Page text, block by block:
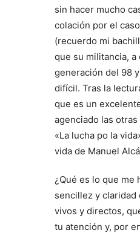
sin hacer mucho
colación por el
(recuerdo mi
que su militancia,
generación del 98
difícil. Tras la
que es un
agenciado las
«La lucha po la
vida de Manuel
¿Qué es lo que me
sencillez y claridad
vivos y directos,
tu atención y, por